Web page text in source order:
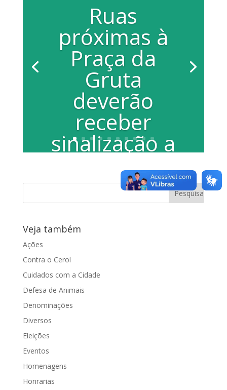
Ruas
próximas à
Praça da
Gruta
deverão
receber
sinalização a
pedido da
vereadora
Juliana
Damus
Andrião Damus (PP) se reuniu mais uma
vez com os moradores do Jardim
Veja também
Ações
Contra o Cerol
Cuidados com a Cidade
Defesa de Animais
Denominações
Diversos
Eleições
Eventos
Homenagens
Honrarias